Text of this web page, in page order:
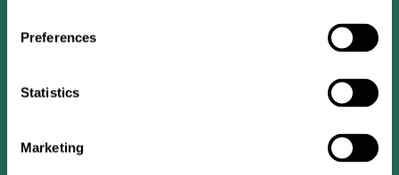
Preferences
Statistics
Marketing